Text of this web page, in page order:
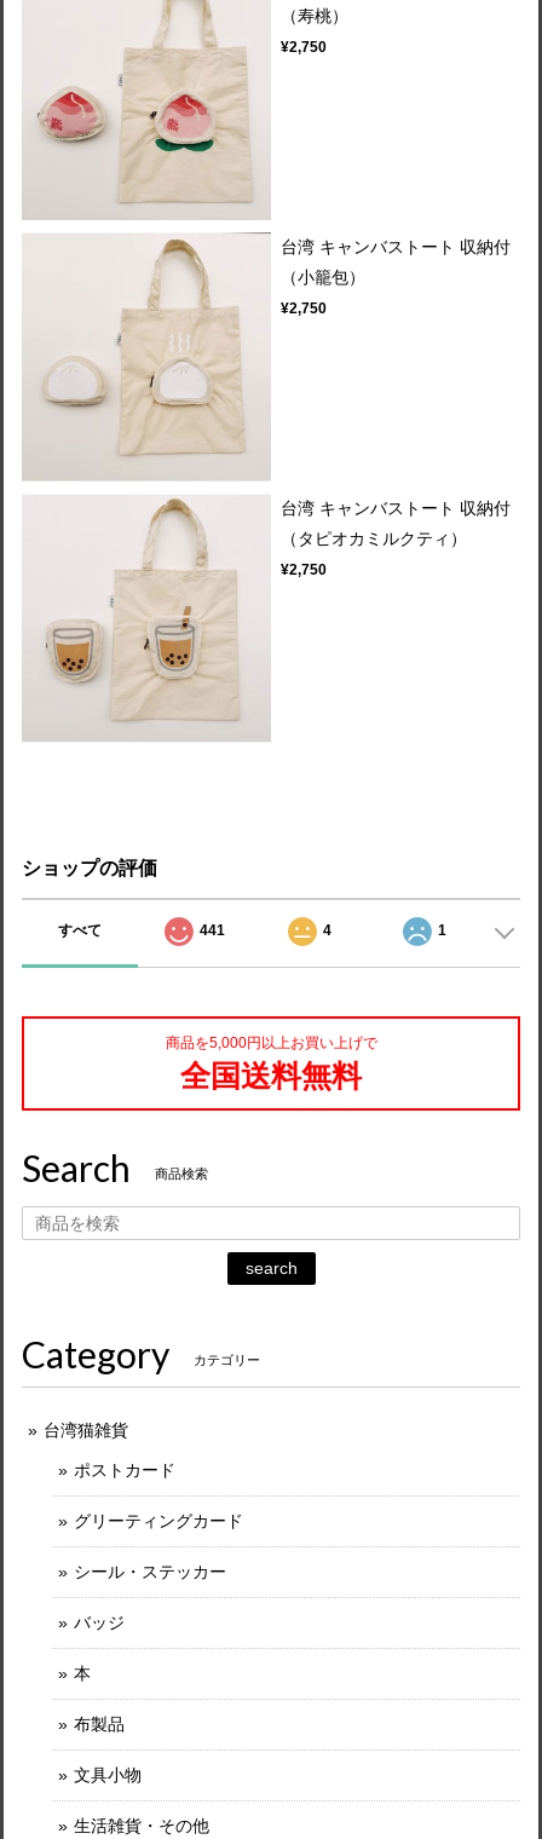
（寿桃）
¥2,750
台湾 キャンバストート 収納付
（小籠包）
¥2,750
台湾 キャンバストート 収納付
（タピオカミルクティ）
¥2,750
ショップの評価
すべて 441 4 1
商品を5,000円以上お買い上げで
全国送料無料
Search 商品検索
search
Category カテゴリー
台湾猫雑貨
ポストカード
グリーティングカード
シール・ステッカー
バッジ
本
布製品
文具小物
生活雑貨・その他